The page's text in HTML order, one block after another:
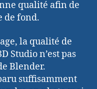
qualité afin de
de fond.
la qualité de
Studio n’est pas
Blender.
suffisamment